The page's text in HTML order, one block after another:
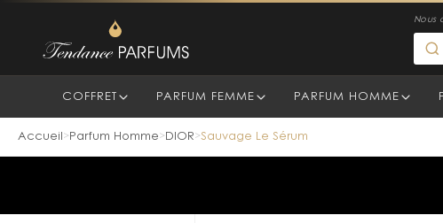
Nous
COFFRET PARFUM FEMME PARFUM HOMME
Accueil > Parfum Homme> DIOR>Sauvage Le Sérum